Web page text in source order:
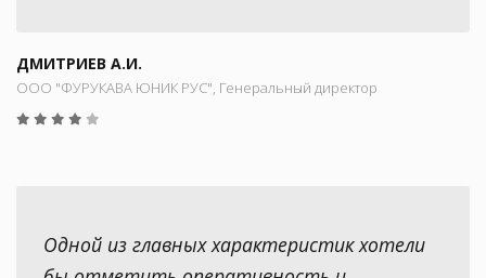
ДМИТРИЕВ А.И.
ООО "ФУРУКАВА ЮНИК РУС", Генеральный директор
Одной из главных характеристик хотели